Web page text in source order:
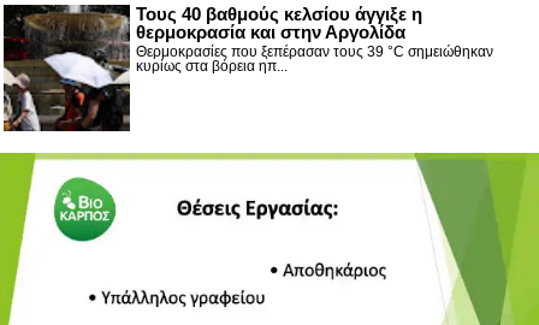
Τους 40 βαθμούς κελσίου άγγιξε η
θερμοκρασία και στην Αργολίδα
Θερμοκρασίες που ξεπέρασαν τους 39 °C σημειώθηκαν
κυρίως στα βόρεια ηπ...